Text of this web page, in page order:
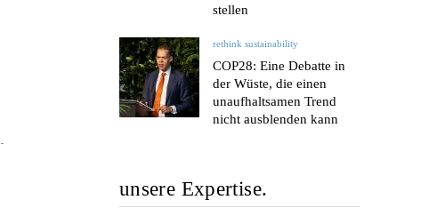
stellen
rethink sustainability
COP28: Eine Debatte in
der Wüste, die einen
unaufhaltsamen Trend
nicht ausblenden kann
unsere Expertise.